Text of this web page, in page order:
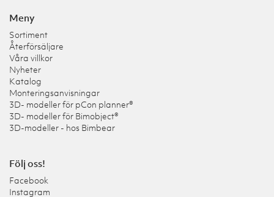
Meny
Sortiment
Återförsäljare
Våra villkor
Nyheter
Katalog
Monteringsanvisningar
3D- modeller för pCon planner®
3D- modeller för Bimobject®
3D-modeller - hos Bimbear
Följ oss!
Facebook
Instagram